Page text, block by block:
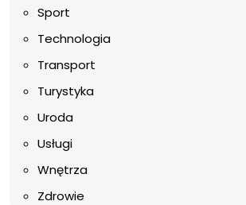
Sport
Technologia
Transport
Turystyka
Uroda
Usługi
Wnętrza
Zdrowie